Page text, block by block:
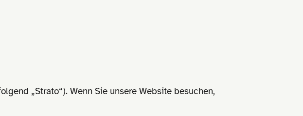
„Strato“). Wenn Sie unsere Website besuchen,